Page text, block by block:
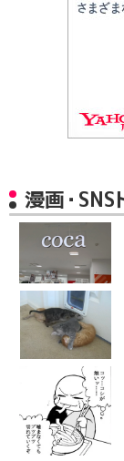
漫画・